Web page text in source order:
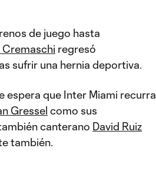
de juego hasta
Cremaschi regresó
sufrir una hernia deportiva.
espera que Inter Miami recurra
Gressel como sus
canterano David Ruiz
también.